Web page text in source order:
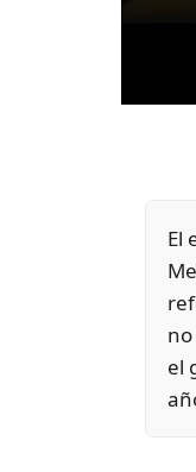
El
el